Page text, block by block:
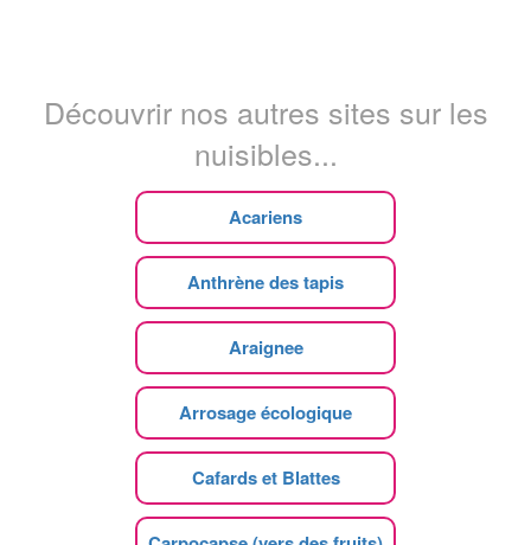
Découvrir nos autres sites sur les
nuisibles...
Acariens
Anthrène des tapis
Araignee
Arrosage écologique
Cafards et Blattes